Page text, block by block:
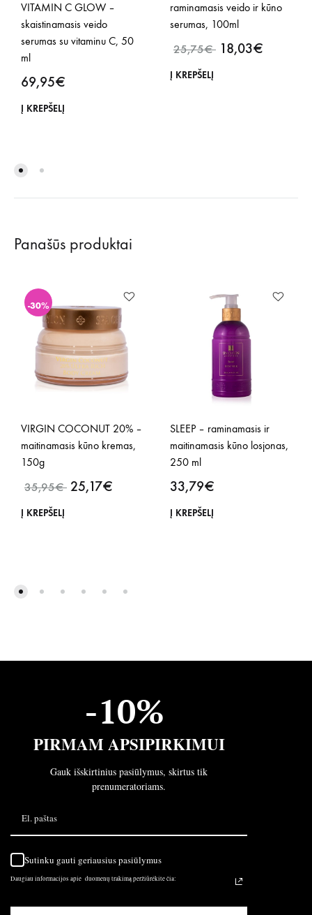
VITAMIN C GLOW –
skaistinamasis veido
serumas su vitaminu C, 50
ml
69,95€
Į KREPŠELĮ
raminamasis veido ir kūno
serumas, 100ml
25,75€ 18,03€
Į KREPŠELĮ
Panašūs produktai
-30%
VIRGIN COCONUT 20% –
maitinamasis kūno kremas,
150g
35,95€ 25,17€
Į KREPŠELĮ
SLEEP – raminamasis ir
maitinamasis kūno losjonas,
250 ml
33,79€
Į KREPŠELĮ
-10%
PIRMAM APSIPIRKIMUI
Gauk išskirtinius pasiūlymus, skirtus tik
prenumeratoriams.
Sutinku gauti geriausius pasiūlymus
Daugiau informacijos apie duomenų trakimą peržiūrėkite čia: